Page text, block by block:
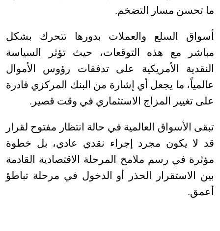
ما تحسن مسار التضخم.
أسواق السلع والعملات بدورها تتحرك بشكل
مباشر مع هذه التوقعات، حيث تؤثر السياسة
النقدية الأمريكية على تدفقات رؤوس الأموال
عالمياً، ما يجعل أي إشارة من البنك المركزي قادرة
على تغيير المزاج الاستثماري في وقت قصير .
تبقى الأسواق العالمية في حالة انتظار مفتوح لقرار
قد لا يكون مجرد إجراء نقدي عادي، بل خطوة
مؤثرة في رسم ملامح المرحلة الاقتصادية القادمة
بين الاستقرار الحذر أو الدخول في مرحلة تباطؤ
أعمق.